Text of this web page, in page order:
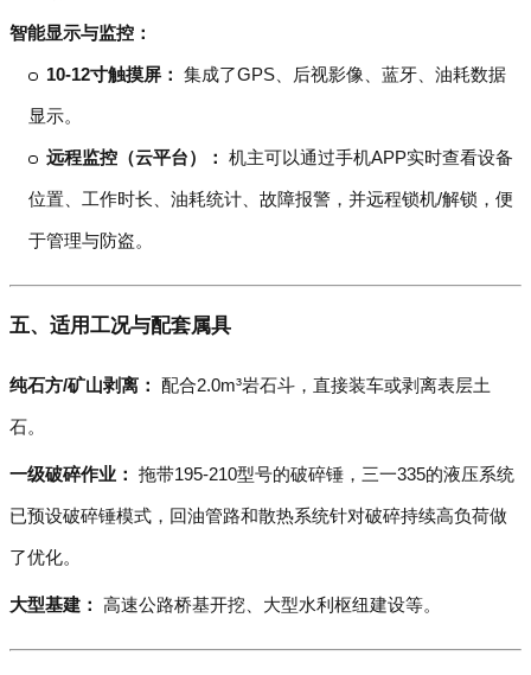
智能显示与监控：
10-12寸触摸屏： 集成了GPS、后视影像、蓝牙、油耗数据
显示。
远程监控（云平台）： 机主可以通过手机APP实时查看设备
位置、工作时长、油耗统计、故障报警，并远程锁机/解锁，便
于管理与防盗。
五、适用工况与配套属具
纯石方/矿山剥离： 配合2.0m³岩石斗，直接装车或剥离表层土
石。
一级破碎作业： 拖带195-210型号的破碎锤，三一335的液压系统
已预设破碎锤模式，回油管路和散热系统针对破碎持续高负荷做
了优化。
大型基建： 高速公路桥基开挖、大型水利枢纽建设等。